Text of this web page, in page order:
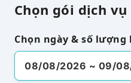
Chọn gói dịch vụ
Chọn ngày & số lượng
08/08/2026 ~ 09/